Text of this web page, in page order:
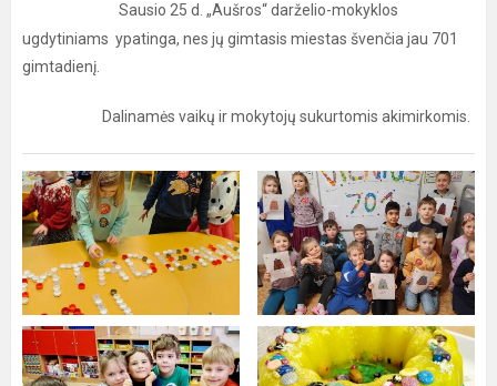
Sausio 25 d. „Aušros“ darželio-mokyklos
ugdytiniams ypatinga, nes jų gimtasis miestas švenčia jau 701
gimtadienį.
Dalinamės vaikų ir mokytojų sukurtomis akimirkomis.